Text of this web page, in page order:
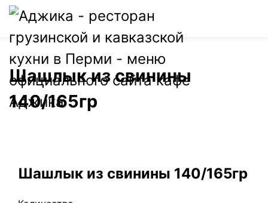
Шашлык из свинины
140/165гр
Шашлык из свинины 140/165гр